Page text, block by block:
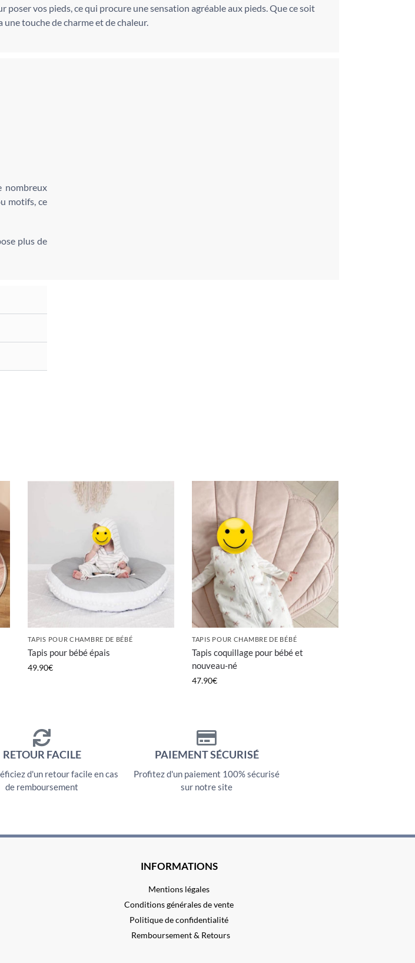
vos pieds, ce qui procure une sensation agréable aux pieds. Que ce soit
touche de charme et de chaleur.
nombreux
motifs, ce
plus de
TAPIS POUR CHAMBRE DE BÉBÉ
Tapis pour bébé épais
49.90€
TAPIS POUR CHAMBRE DE BÉBÉ
Tapis coquillage pour bébé et
nouveau-né
47.90€
RETOUR FACILE
d'un retour facile en cas
de remboursement
PAIEMENT SÉCURISÉ
Profitez d'un paiement 100% sécurisé
sur notre site
INFORMATIONS
Mentions légales
Conditions générales de vente
Politique de confidentialité
Remboursement & Retours